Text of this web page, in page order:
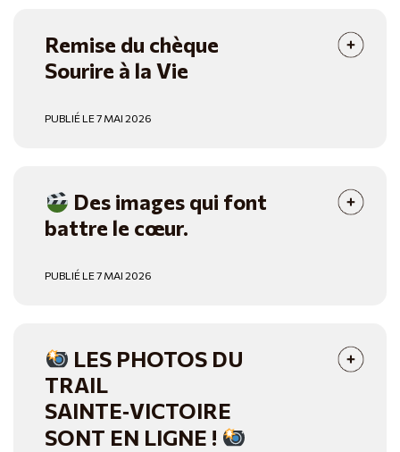
Remise du chèque
Sourire à la Vie
PUBLIÉ LE 7 MAI 2026
Des images qui font
battre le cœur.
PUBLIÉ LE 7 MAI 2026
LES PHOTOS DU
TRAIL
SAINTE‑VICTOIRE
SONT EN LIGNE !